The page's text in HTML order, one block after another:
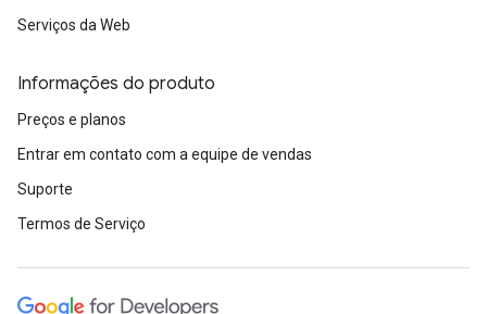
Serviços da Web
Informações do produto
Preços e planos
Entrar em contato com a equipe de vendas
Suporte
Termos de Serviço